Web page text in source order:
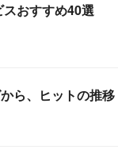
おすすめ40選
ら、ヒットの推移